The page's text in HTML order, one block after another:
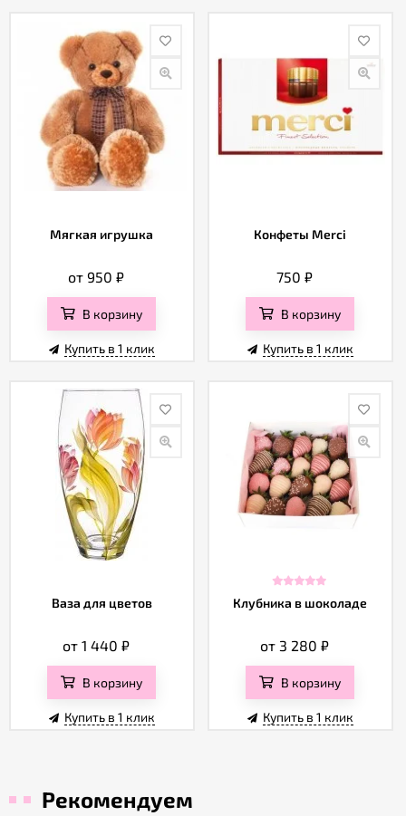
Мягкая игрушка
от 950₽
В корзину
Купить в 1 клик
Конфеты Merci
750₽
В корзину
Купить в 1 клик
Ваза для цветов
от 1 440₽
В корзину
Купить в 1 клик
Клубника в шоколаде
от 3 280₽
В корзину
Купить в 1 клик
Рекомендуем